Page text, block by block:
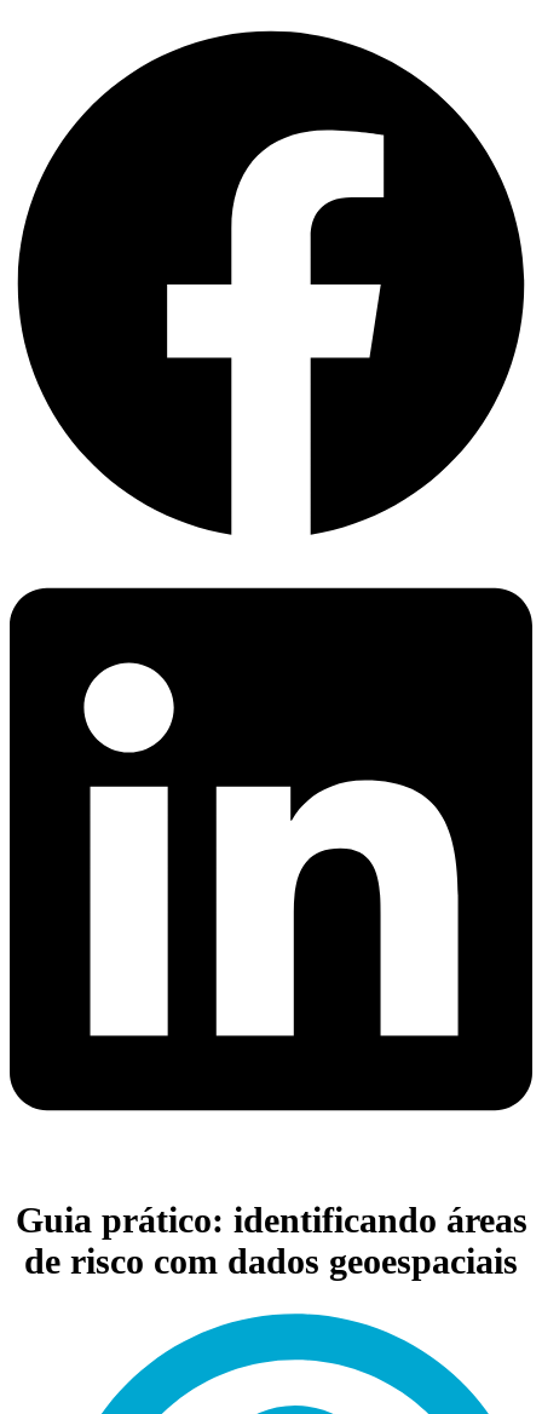
Guia prático: identificando áreas
de risco com dados geoespaciais